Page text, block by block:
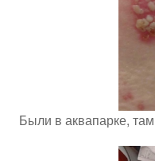
Были в аквапарке,